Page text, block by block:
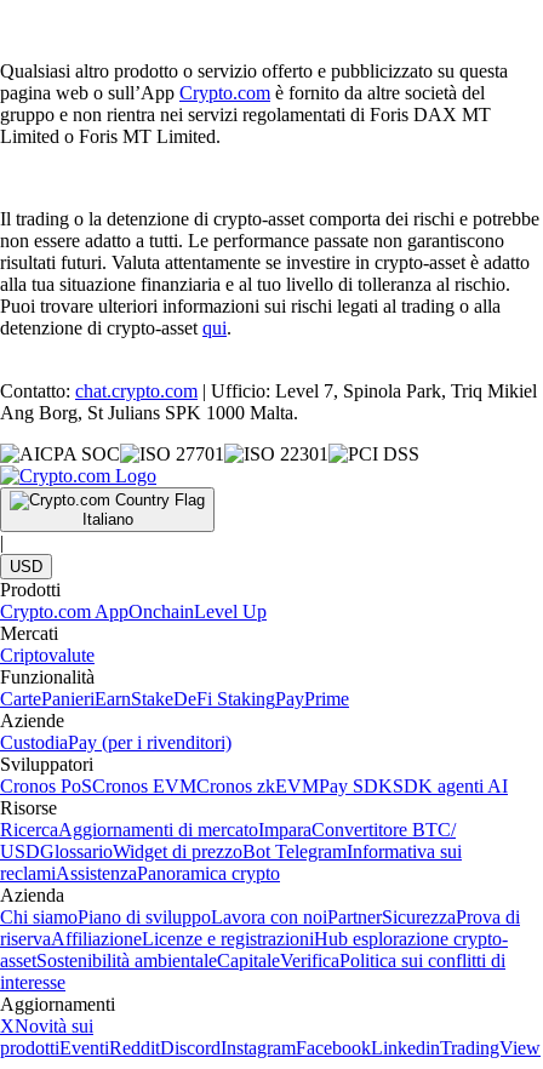
Qualsiasi altro prodotto o servizio offerto e pubblicizzato su questa
pagina web o sull’App Crypto.com è fornito da altre società del
gruppo e non rientra nei servizi regolamentati di Foris DAX MT
Limited o Foris MT Limited.
Il trading o la detenzione di crypto-asset comporta dei rischi e potrebbe
non essere adatto a tutti. Le performance passate non garantiscono
risultati futuri. Valuta attentamente se investire in crypto-asset è adatto
alla tua situazione finanziaria e al tuo livello di tolleranza al rischio.
Puoi trovare ulteriori informazioni sui rischi legati al trading o alla
detenzione di crypto-asset qui.
Contatto: chat.crypto.com | Ufficio: Level 7, Spinola Park, Triq Mikiel
Ang Borg, St Julians SPK 1000 Malta.
Italiano
|
USD
Prodotti
Crypto.com AppOnchainLevel Up
Mercati
Criptovalute
Funzionalità
CartePanieriEarnStakeDeFi StakingPayPrime
Aziende
CustodiaPay (per i rivenditori)
Sviluppatori
Cronos PoSCronos EVMCronos zkEVMPay SDKSDK agenti AI
Risorse
RicercaAggiornamenti di mercatoImparaConvertitore BTC/
USDGlossarioWidget di prezzoBot TelegramInformativa sui
reclamiAssistenzaPanoramica crypto
Azienda
Chi siamoPiano di sviluppoLavora con noiPartnerSicurezzaProva di
riservaAffiliazioneLicenze e registrazioniHub esplorazione crypto-
assetSostenibilità ambientaleCapitaleVerificaPolitica sui conflitti di
interesse
Aggiornamenti
XNovità sui
prodottiEventiRedditDiscordInstagramFacebookLinkedinTradingView